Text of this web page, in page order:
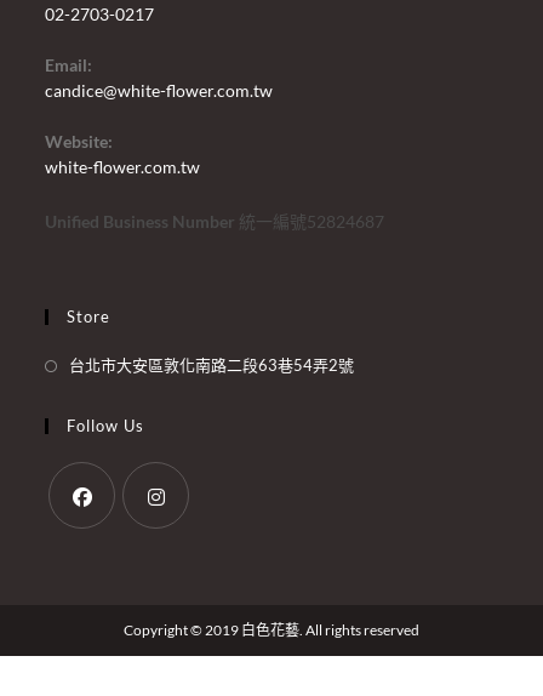
02-2703-0217
Email:
candice@white-flower.com.tw
Website:
white-flower.com.tw
Unified Business Number 統一編號52824687
Store
台北市大安區敦化南路二段63巷54弄2號
Follow Us
Copyright © 2019 白色花藝. All rights reserved